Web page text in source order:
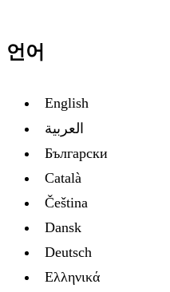
언어
English
العربية
Български
Català
Čeština
Dansk
Deutsch
Ελληνικά